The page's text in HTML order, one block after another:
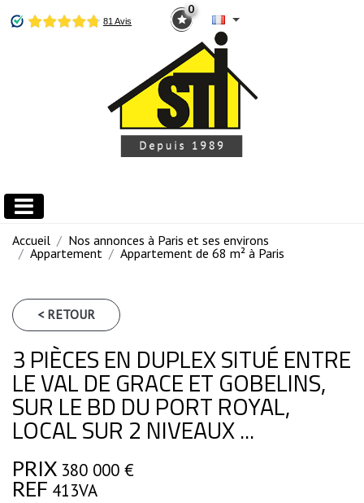
0
Accueil
Nos annonces à Paris et ses environs
Appartement
Appartement de 68 m² à Paris
< RETOUR
3 PIÈCES EN DUPLEX SITUÉ ENTRE
LE VAL DE GRACE ET GOBELINS,
SUR LE BD DU PORT ROYAL,
LOCAL SUR 2 NIVEAUX ...
PRIX 380 000 €
REF 413VA